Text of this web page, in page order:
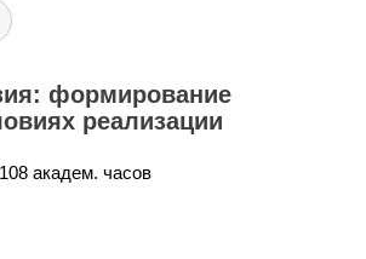
формирование
реализации
108 академ. часов